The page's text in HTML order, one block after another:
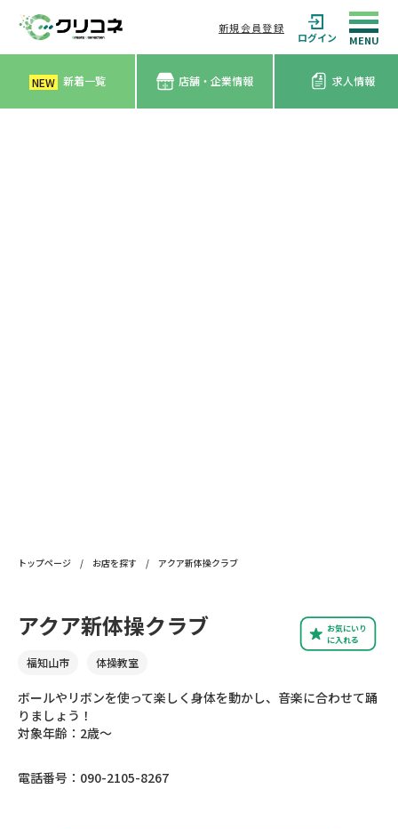
新規会員登録
ログイン
NEW 新着一覧 店舗・企業情報 求人情報
トップページ / お店を探す / アクア新体操クラブ
お気にいり
に入れる
アクア新体操クラブ
福知山市 体操教室
ボールやリボンを使って楽しく身体を動かし、音楽に合わせて踊
りましょう！
対象年齢：2歳〜
電話番号：090-2105-8267